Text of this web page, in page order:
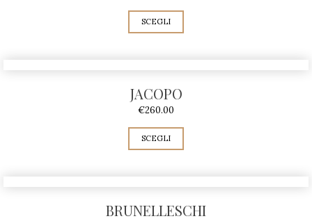
SCEGLI
JACOPO
€260.00
SCEGLI
BRUNELLESCHI